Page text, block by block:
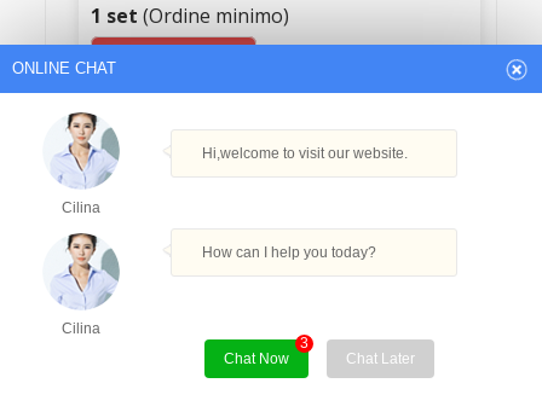
1 set (Ordine minimo)
Get Best Quote
ONLINE CHAT
Cilina
Hi,welcome to visit our website.
Cilina
How can I help you today?
Chat Now
3
Chat Later